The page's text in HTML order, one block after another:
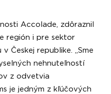
Accolade, zdôraznil
región i pre sektor
Českej republike. „Sme
nehnuteľností
z odvetvia
je jedným z kľúčových